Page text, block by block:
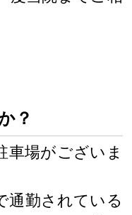
？
場がございま
勤されている